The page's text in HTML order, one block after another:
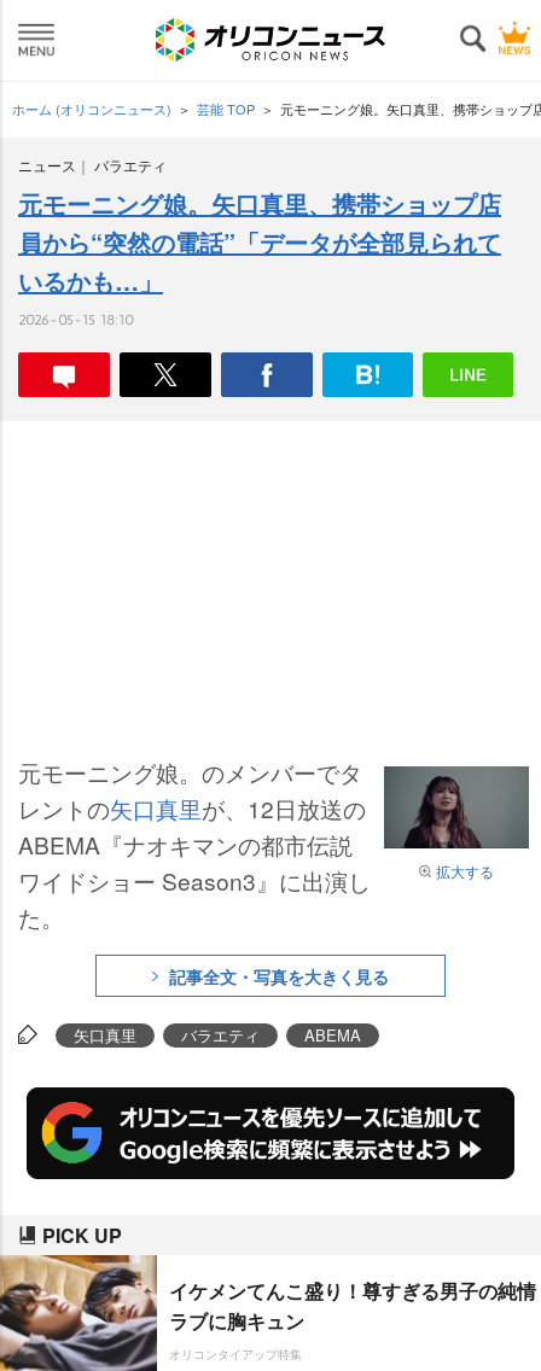
ホーム (オリコンニュース) 芸能 TOP 元モーニング娘。矢口真里、携帯ショッ
ニュース バラエティ
元モーニング娘。矢口真里、携帯ショップ店
員から“突然の電話”「データが全部見られて
いるかも…」
2026-05-15 18:10
拡大する
元モーニング娘。のメンバーでタ
レントの矢口真里が、12日放送の
ABEMA『ナオキマンの都市伝説
ワイドショー Season3』に出演し
た。
記事全文・写真を大きく見る
矢口真里 バラエティ ABEMA
PICK UP
イケメンてんこ盛り！尊すぎる男子の純情
ラブに胸キュン
オリコンタイアップ特集